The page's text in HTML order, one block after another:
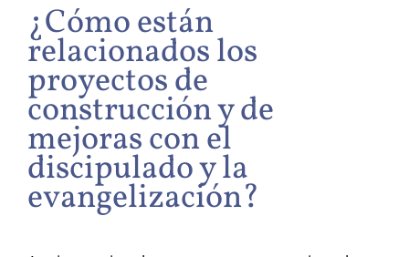
¿Cómo están
relacionados los
proyectos de
construcción y de
mejoras con el
discipulado y la
evangelización?